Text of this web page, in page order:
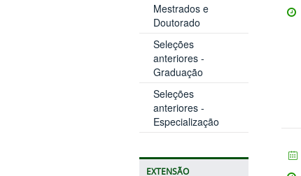
Mestrados e
Doutorado
Seleções
anteriores -
Graduação
Seleções
anteriores -
Especialização
EXTENSÃO